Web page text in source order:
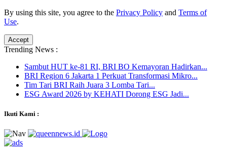
By using this site, you agree to the Privacy Policy and Terms of
Use.
Accept
Trending News :
Sambut HUT ke-81 RI, BRI BO Kemayoran Hadirkan...
BRI Region 6 Jakarta 1 Perkuat Transformasi Mikro...
Tim Tari BRI Raih Juara 3 Lomba Tari...
ESG Award 2026 by KEHATI Dorong ESG Jadi...
Ikuti Kami :